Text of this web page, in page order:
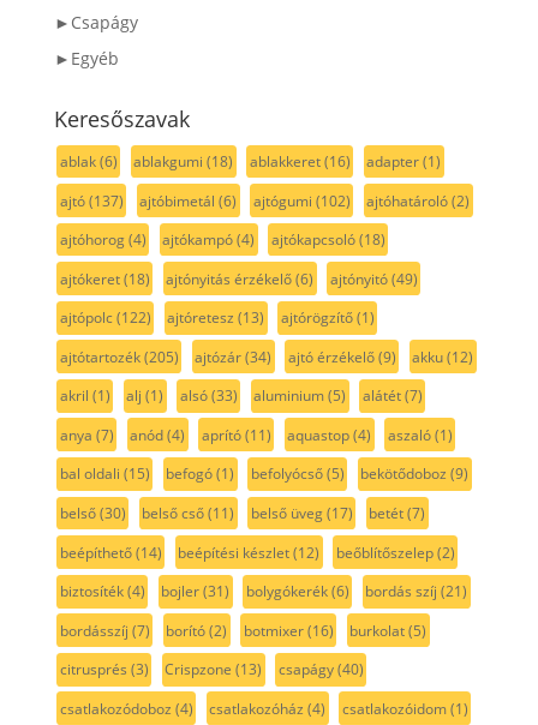
►Csapágy
►Egyéb
Keresőszavak
ablak(6) ablakgumi (18) ablakkeret(16) adapter(1)
ajtó(137) ajtóbimetál (6) ajtógumi (102) ajtóhatároló(2)
ajtóhorog(4) ajtókampó(4) ajtókapcsoló(18)
ajtókeret(18) ajtónyitás érzékelő(6) ajtónyitó(49)
ajtópolc(122) ajtóretesz (13) ajtórögzítő(1)
ajtótartozék(205) ajtózár(34) ajtó érzékelő(9) akku(12)
akril (1) alj (1) alsó(33) aluminium(5) alátét(7)
anya (7) anód(4) aprító(11) aquastop(4) aszaló(1)
bal oldali (15) befogó(1) befolyócső(5) bekötődoboz (9)
belső(30) belső cső(11) belső üveg(17) betét(7)
beépíthető(14) beépítési készlet(12) beőblítőszelep(2)
biztosíték(4) bojler(31) bolygókerék(6) bordás szíj (21)
bordásszíj (7) borító(2) botmixer(16) burkolat(5)
citrusprés (3) Crispzone (13) csapágy(40)
csatlakozódoboz (4) csatlakozóház (4) csatlakozóidom(1)